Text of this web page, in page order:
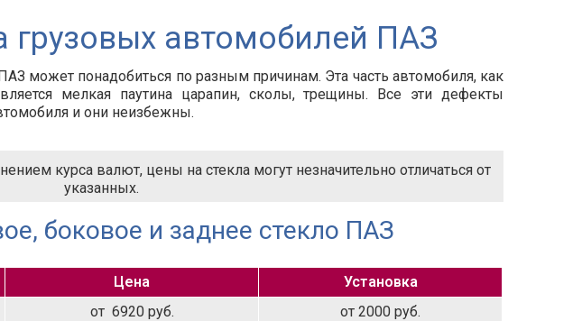
грузовых автомобилей ПАЗ
может понадобиться по разным причинам. Эта часть автомобиля, как
мелкая паутина царапин, сколы, трещины. Все эти дефекты
и они неизбежны.
курса валют, цены на стекла могут незначительно отличаться от
указанных.
боковое и заднее стекло ПАЗ
Цена
Установка
от 6920 руб. от 2000 руб.